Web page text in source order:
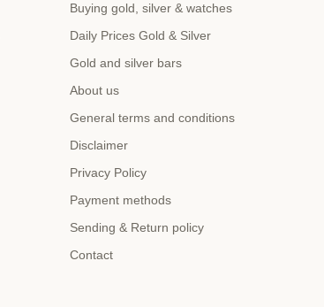
Buying gold, silver & watches
Daily Prices Gold & Silver
Gold and silver bars
About us
General terms and conditions
Disclaimer
Privacy Policy
Payment methods
Sending & Return policy
Contact